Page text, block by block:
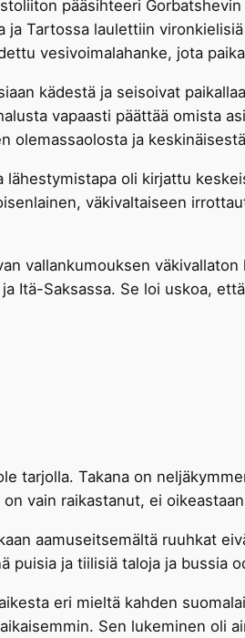
pääsihteeri
Tartossa laulettiin
vesivoimalahanke, jota
kädestä ja seisoivat
vapaasti päättää omista
olemassaolosta ja
oli kirjattu
väkivaltaiseen
vallankumouksen
Itä-Saksassa. Se loi uskoa,
tarjolla. Takana on
vain raikastanut, ei
aamuseitsemältä ruuhkat
puisia ja tiilisiä taloja ja bussia
eri mieltä kahden
Sen lukeminen oli